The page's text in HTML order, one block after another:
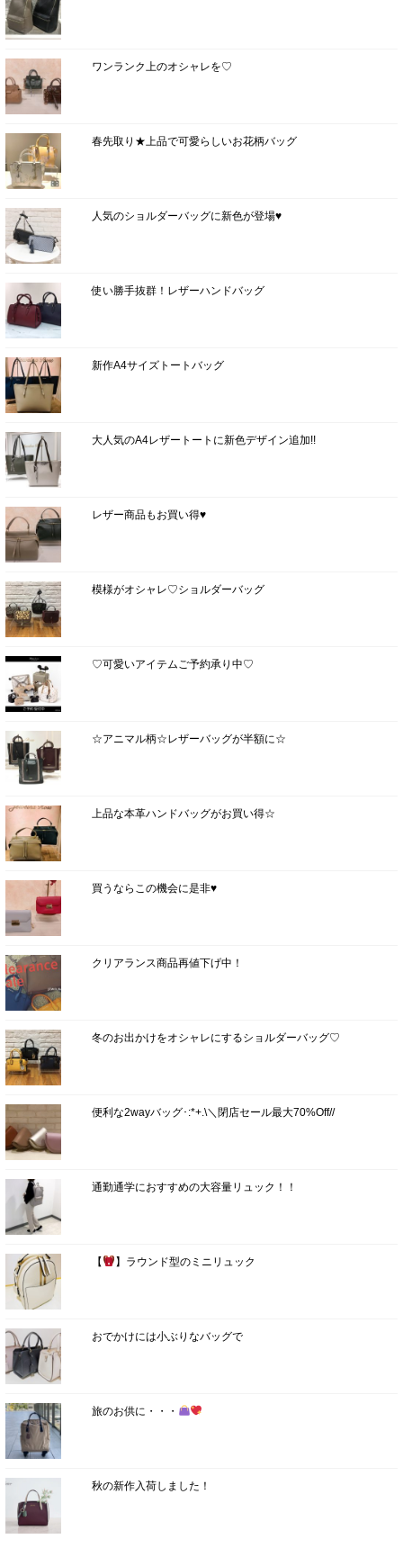
ワンランク上のオシャレを♡
春先取り★上品で可愛らしいお花柄バッグ
人気のショルダーバッグに新色が登場♥
使い勝手抜群！レザーハンドバッグ
新作A4サイズトートバッグ
大人気のA4レザートートに新色デザイン追加!!
レザー商品もお買い得♥
模様がオシャレ♡ショルダーバッグ
♡可愛いアイテムご予約承り中♡
☆アニマル柄☆レザーバッグが半額に☆
上品な本革ハンドバッグがお買い得☆
買うならこの機会に是非♥
クリアランス商品再値下げ中！
冬のお出かけをオシャレにするショルダーバッグ♡
便利な2wayバッグ･:*+.\＼閉店セール最大70%Off//
通勤通学におすすめの大容量リュック！！
【 】ラウンド型のミニリュック
おでかけには小ぶりなバッグで
旅のお供に・・・
秋の新作入荷しました！